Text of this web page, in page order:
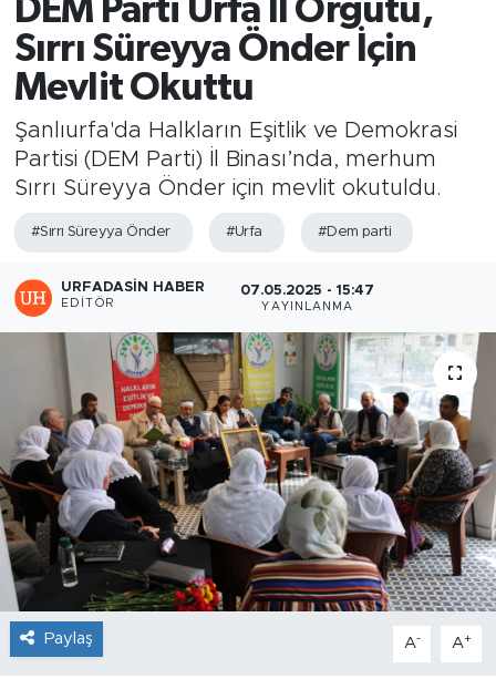
DEM Parti Urfa İl Örgütü,
Sırrı Süreyya Önder İçin
Mevlit Okuttu
Şanlıurfa'da Halkların Eşitlik ve Demokrasi
Partisi (DEM Parti) İl Binası’nda, merhum
Sırrı Süreyya Önder için mevlit okutuldu.
#Sırrı Süreyya Önder #Urfa #Dem parti
URFADASIN HABER
EDITÖR
07.05.2025 - 15:47
YAYINLANMA
Paylaş A- A+
SAĞLIK
TEKNOLOJİ
OTOMOBİL
Tüm Manşetler
Son Dakika Haberleri
Haber Arşivi